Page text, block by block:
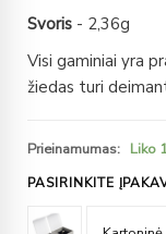
Svoris - 2,36g
Visi gaminiai yra
žiedas turi
Prieinamumas: Liko
PASIRINKITE